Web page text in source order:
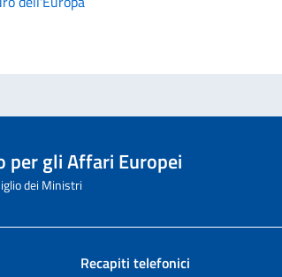
per gli Affari Europei
dei Ministri
Recapiti telefonici